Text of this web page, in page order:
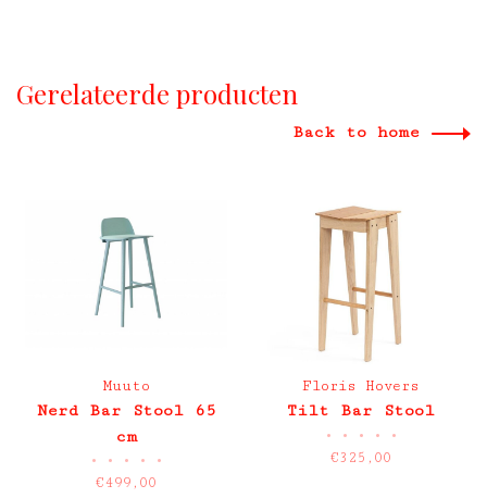
Gerelateerde producten
Back to home
Muuto
Nerd Bar Stool 65
cm
• • • • •
€499,00
Floris Hovers
Tilt Bar Stool
• • • • •
€325,00